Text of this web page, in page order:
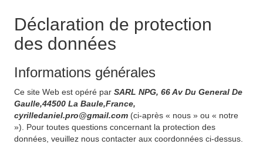
Déclaration de protection
des données
Informations générales
Ce site Web est opéré par SARL NPG, 66 Av Du General De
Gaulle,44500 La Baule,France,
cyrilledaniel.pro@gmail.com (ci-après « nous » ou « notre
»). Pour toutes questions concernant la protection des
données, veuillez nous contacter aux coordonnées ci-dessus.